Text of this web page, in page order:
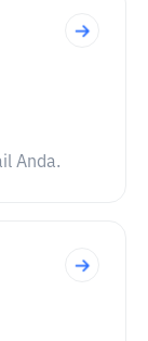
Anda.